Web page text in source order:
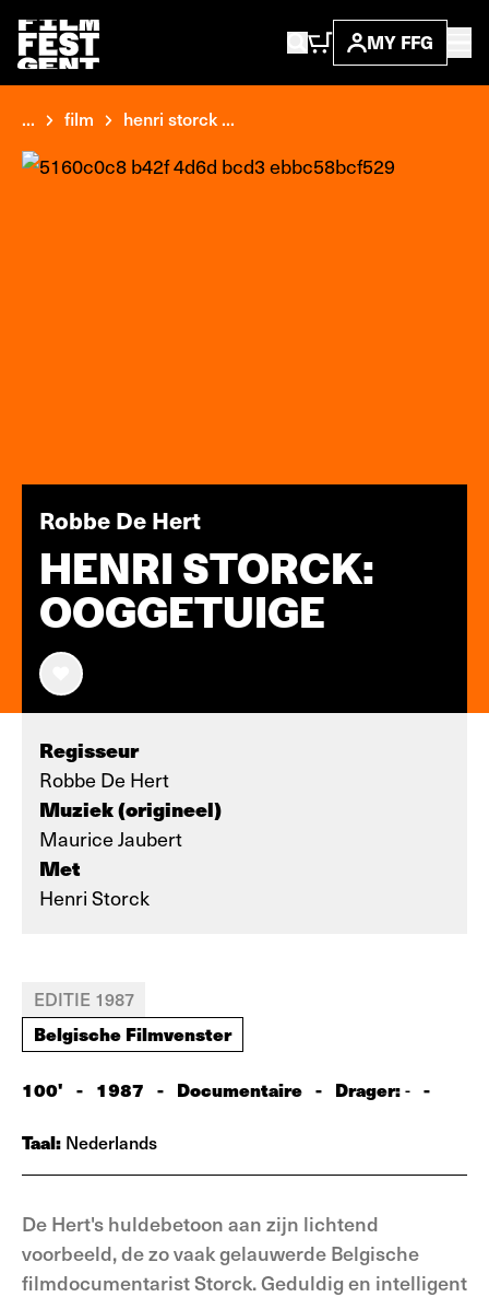
MY FFG
... film henri storck ...
Robbe De Hert
HENRI STORCK:
OOGGETUIGE
Regisseur
Robbe De Hert
Muziek (origineel)
Maurice Jaubert
Met
Henri Storck
EDITIE 1987
Belgische Filmvenster
100' - 1987 - Documentaire - Drager:- -
Taal: Nederlands
De Hert's huldebetoon aan zijn lichtend
voorbeeld, de zo vaak gelauwerde Belgische
filmdocumentarist Storck. Geduldig en intelligent